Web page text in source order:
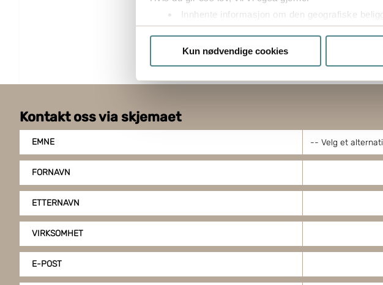
Innhente informasjon om den geografiske
Identifisere enheten din ved å aktivt skanne
mer info kan du lese om hvordan dine
Kun nødvendige cookies
Kontakt oss via skjemaet
EMNE
FORNAVN
ETTERNAVN
VIRKSOMHET
E-POST